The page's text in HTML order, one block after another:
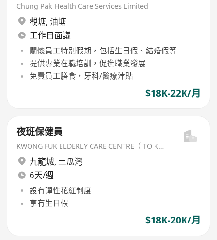
Chung Pak Health Care Services Limited
觀塘, 油塘
工作日面議
關懷員工特別假期，包括生日假、結婚假等
提供專業在職培訓，促進職業發展
免費員工膳食，牙科/醫療津貼
$18K-22K/月
夜班保健員
KWONG FUK ELDERLY CARE CENTRE（ TO KWA WAN) LIMITED
九龍城, 土瓜灣
6天/週
設有彈性花紅制度
享有生日假
$18K-20K/月